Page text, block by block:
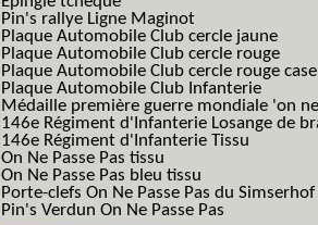
Pin's rallye Ligne Maginot
Plaque Automobile Club cercle jaune
Plaque Automobile Club cercle rouge
Plaque Automobile Club cercle rouge
Plaque Automobile Club Infanterie
Médaille première guerre mondiale 'on
146e Régiment d'Infanterie Losange de
146e Régiment d'Infanterie Tissu
On Ne Passe Pas tissu
On Ne Passe Pas bleu tissu
Porte-clefs On Ne Passe Pas du Simserhof
Pin's Verdun On Ne Passe Pas